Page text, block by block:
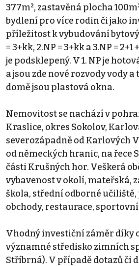
377m², zastavěná plocha
bydlení pro více rodin či jako
příležitost k vybudování
= 3+kk, 2.NP = 3+kk a 3.NP =
je podsklepený. V 1. NP je
a jsou zde nové rozvody vody
domě jsou plastová okna.
Nemovitost se nachází v
Kraslice, okres Sokolov,
severozápadně od Karlových
od německých hranic, na řece
části Krušných hor. Veškerá
vybavenost v okolí, mateřská,
škola, střední odborné
obchody, restaurace,
Vhodný investiční záměr díky
významné středisko zimních
Stříbrná). V případě dotazů či